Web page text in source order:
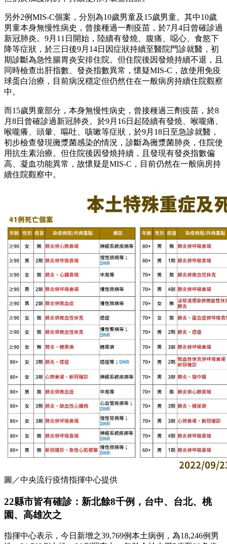
另外2例MIS-C個案，分別為10歲男童及15歲男童。其中10歲
男童本身無慢性病史，曾接種過一劑疫苗，於7月4日曾確診過
新冠肺炎。9月11日開始，陸續有發燒、腹痛、噁心、食慾下
降等症狀，於三日後9月14日因症狀持續至醫院門診就醫，初
期診斷為急性腸胃炎安排住院。但住院後因發燒持續不退，且
同時檢查出肝指數、發炎指數異常，懷疑MIS-C，故使用免疫
球蛋白治療，目前病況穩定但仍然住在一般病房持續住院觀察
中。
而15歲男童部分，本身無慢性病史，曾接種過三劑疫苗，於8
月8日曾確診過新冠肺炎。於9月16日起陸續有發燒、喉嚨痛、
喉嚨癢、頭暈、嘔吐、咳嗽等症狀，於9月18日至急診就醫，
初步檢查發現黴漿菌感染的情況，診斷為黴漿菌肺炎，住院使
用抗生素治療。但住院後因發燒持續，且發現有發炎指數偏
高、凝血功能異常，故懷疑是MIS-C，目前仍然在一般病房持
續住院觀察中。
圖／中央流行疫情指揮中心提供
22縣市皆有確診：新北餘8千例，台中、台北、桃
園、高雄次之
指揮中心表示，今日新增之39,769例本土病例，為18,246例男